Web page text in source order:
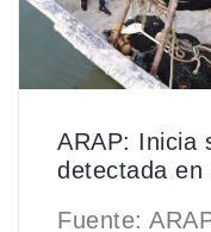
ARAP: Inicia
detectada en
Fuente: